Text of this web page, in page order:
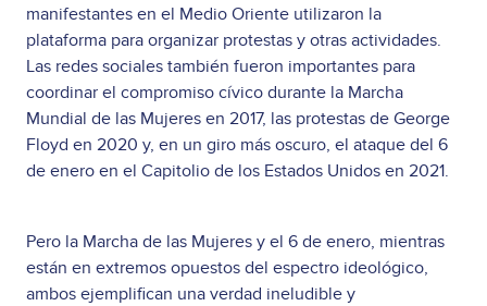
manifestantes en el Medio Oriente utilizaron la
plataforma para organizar protestas y otras actividades.
Las redes sociales también fueron importantes para
coordinar el compromiso cívico durante la Marcha
Mundial de las Mujeres en 2017, las protestas de George
Floyd en 2020 y, en un giro más oscuro, el ataque del 6
de enero en el Capitolio de los Estados Unidos en 2021.
Pero la Marcha de las Mujeres y el 6 de enero, mientras
están en extremos opuestos del espectro ideológico,
ambos ejemplifican una verdad ineludible y